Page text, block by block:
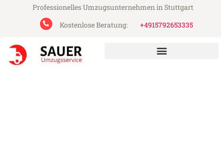
Professionelles Umzugsunternehmen in Stuttgart
Kostenlose Beratung:
+4915792653335